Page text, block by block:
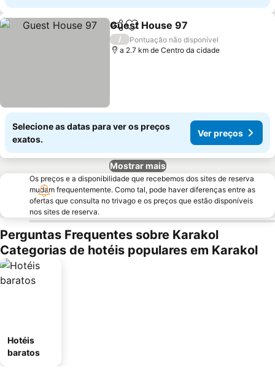
PartilharAdicionar aos favoritos
Guest House 97
/
Pontuação não disponível
a 2.7 km de Centro da cidade
Selecione as datas para ver os preços
exatos.
Ver preços
Mostrar mais
Os preços e a disponibilidade que recebemos dos sites de reserva
mudam frequentemente. Como tal, pode haver diferenças entre as
ofertas que consulta no trivago e os preços que estão disponíveis
nos sites de reserva.
Perguntas Frequentes sobre Karakol
Categorias de hotéis populares em Karakol
Hotéis
baratos